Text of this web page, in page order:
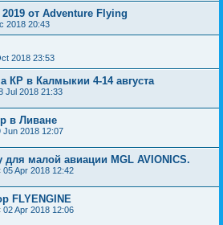
от Adventure Flying
2018 20:43
2018 23:53
КР в Калмыкии 4-14 августа
Jul 2018 21:33
в Ливане
Jun 2018 12:07
малой авиации MGL AVIONICS.
05 Apr 2018 12:42
FLYENGINE
02 Apr 2018 12:06